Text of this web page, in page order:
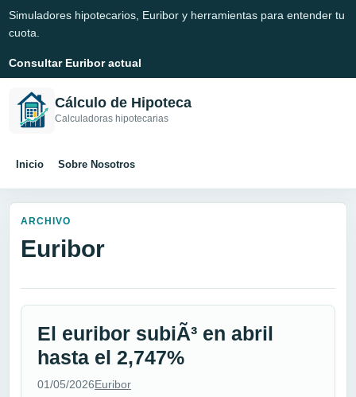
Simuladores hipotecarios, Euribor y herramientas para entender tu
cuota.
Consultar Euribor actual
Cálculo de Hipoteca
Calculadoras hipotecarias
Inicio Sobre Nosotros
ARCHIVO
Euribor
El euribor subiÃ³ en abril
hasta el 2,747%
01/05/2026Euribor